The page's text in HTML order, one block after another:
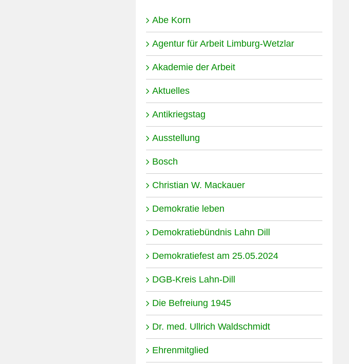
Abe Korn
Agentur für Arbeit Limburg-Wetzlar
Akademie der Arbeit
Aktuelles
Antikriegstag
Ausstellung
Bosch
Christian W. Mackauer
Demokratie leben
Demokratiebündnis Lahn Dill
Demokratiefest am 25.05.2024
DGB-Kreis Lahn-Dill
Die Befreiung 1945
Dr. med. Ullrich Waldschmidt
Ehrenmitglied